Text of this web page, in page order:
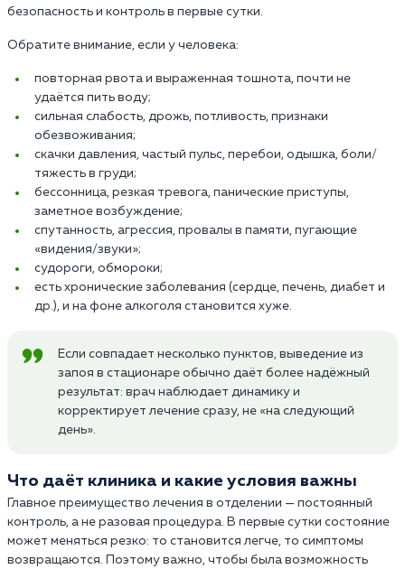
безопасность и контроль в первые сутки.
Обратите внимание, если у человека:
повторная рвота и выраженная тошнота, почти не
удаётся пить воду;
сильная слабость, дрожь, потливость, признаки
обезвоживания;
скачки давления, частый пульс, перебои, одышка, боли/
тяжесть в груди;
бессонница, резкая тревога, панические приступы,
заметное возбуждение;
спутанность, агрессия, провалы в памяти, пугающие
«видения/звуки»;
судороги, обмороки;
есть хронические заболевания (сердце, печень, диабет и
др.), и на фоне алкоголя становится хуже.
Если совпадает несколько пунктов, выведение из
запоя в стационаре обычно даёт более надёжный
результат: врач наблюдает динамику и
корректирует лечение сразу, не «на следующий
день».
Что даёт клиника и какие условия важны
Главное преимущество лечения в отделении — постоянный
контроль, а не разовая процедура. В первые сутки состояние
может меняться резко: то становится легче, то симптомы
возвращаются. Поэтому важно, чтобы была возможность